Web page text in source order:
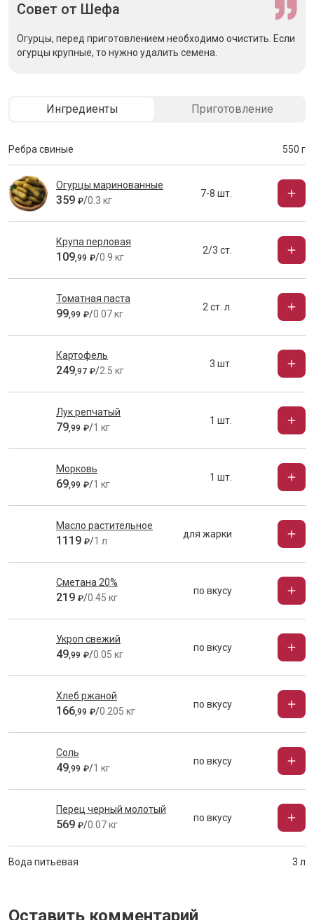
Совет от Шефа
Огурцы, перед приготовлением необходимо очистить. Если
огурцы крупные, то нужно удалить семена.
Ингредиенты Приготовление
Ребра свиные 550 г
Огурцы маринованные
359 ₽/0.3 кг
7-8 шт.
Крупа перловая
109,99 ₽/0.9 кг
2/3 ст.
Томатная паста
99,99 ₽/0.07 кг
2 ст. л.
Картофель
249,97 ₽/2.5 кг
3 шт.
Лук репчатый
79,99 ₽/1 кг
1 шт.
Морковь
69,99 ₽/1 кг
1 шт.
Масло растительное
1119 ₽/1 л
для жарки
Сметана 20%
219 ₽/0.45 кг
по вкусу
Укроп свежий
49,99 ₽/0.05 кг
по вкусу
Хлеб ржаной
166,99 ₽/0.205 кг
по вкусу
Соль
49,99 ₽/1 кг
по вкусу
Перец черный молотый
569 ₽/0.07 кг
по вкусу
Вода питьевая 3 л
Оставить комментарий